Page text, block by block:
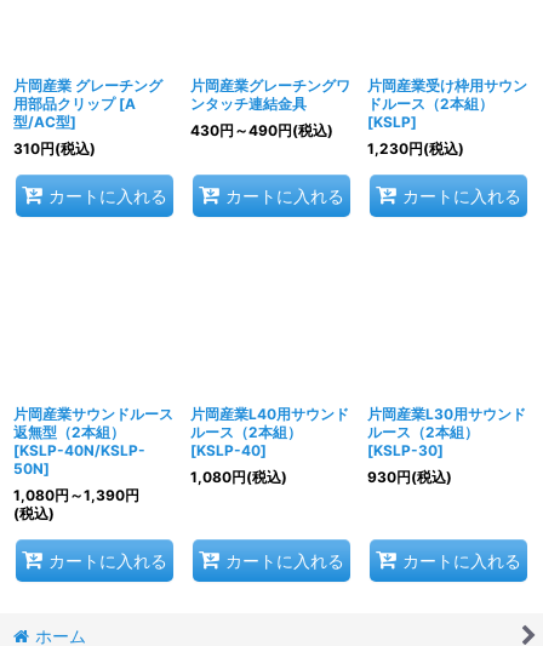
片岡産業 グレーチング
用部品クリップ [A
型/AC型]
310円(税込)
カートに入れる
片岡産業グレーチングワ
ンタッチ連結金具
430円 ～490円(税込)
カートに入れる
片岡産業受け枠用サウン
ドルース（2本組）
[KSLP]
1,230円(税込)
カートに入れる
片岡産業サウンドルース
返無型（2本組）
[KSLP-40N/KSLP-
50N]
1,080円 ～1,390円
(税込)
カートに入れる
片岡産業L40用サウンド
ルース（2本組）
[KSLP-40]
1,080円(税込)
カートに入れる
片岡産業L30用サウンド
ルース（2本組）
[KSLP-30]
930円(税込)
カートに入れる
ホーム